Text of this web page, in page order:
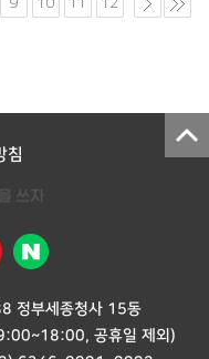
침
정부세종청사 15동
공휴일 제외)